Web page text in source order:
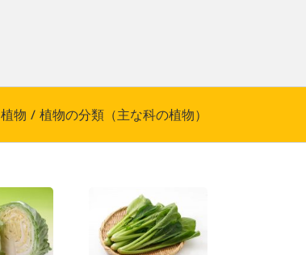
植物 / 植物の分類（主な科の植物）